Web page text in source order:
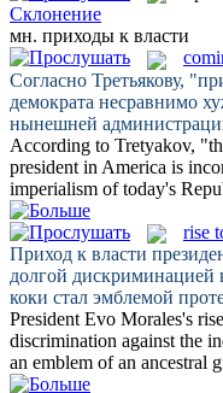
Склонение
мн. приходы к власти
Согласно Третьякову, "
демократа несравнимо
нынешней
According to Tretyakov,
president in America is
imperialism of today's
rise
Приход к власти
долгой дискриминацией
коки стал эмблемой
President Evo Morales's
discrimination against the
an emblem of an ancestral